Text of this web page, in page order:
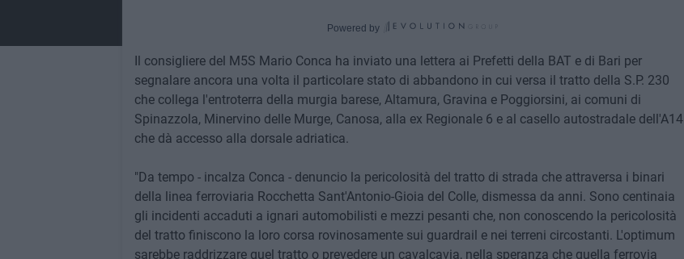
Powered by
Il consigliere del M5S Mario Conca ha inviato una lettera ai Prefetti della BAT e di Bari per
segnalare ancora una volta il particolare stato di abbandono in cui versa il tratto della S.P. 230
che collega l'entroterra della murgia barese, Altamura, Gravina e Poggiorsini, ai comuni di
Spinazzola, Minervino delle Murge, Canosa, alla ex Regionale 6 e al casello autostradale dell'A14
che dà accesso alla dorsale adriatica.
"Da tempo - incalza Conca - denuncio la pericolosità del tratto di strada che attraversa i binari
della linea ferroviaria Rocchetta Sant'Antonio-Gioia del Colle, dismessa da anni. Sono centinaia
gli incidenti accaduti a ignari automobilisti e mezzi pesanti che, non conoscendo la pericolosità
del tratto finiscono la loro corsa rovinosamente sui guardrail e nei terreni circostanti. L'optimum
sarebbe raddrizzare quel tratto o prevedere un cavalcavia, nella speranza che quella ferrovia